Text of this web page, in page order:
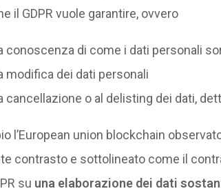
il GDPR vuole garantire, ovvero
conoscenza di come i dati personali
modifica dei dati personali
cancellazione o al delisting dei dati,
l’European union blockchain
contrasto e sottolineato come il
su una elaborazione dei dati